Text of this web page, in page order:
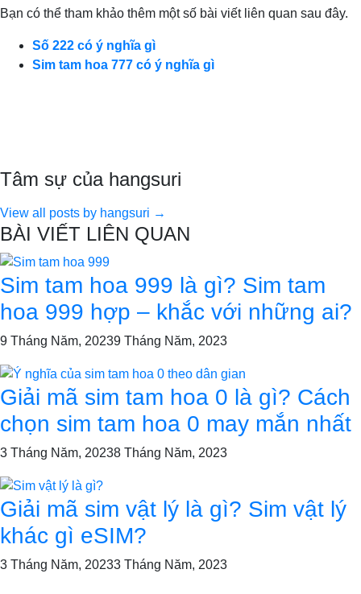
Bạn có thể tham khảo thêm một số bài viết liên quan sau đây.
Số 222 có ý nghĩa gì
Sim tam hoa 777 có ý nghĩa gì
Tâm sự của hangsuri
View all posts by hangsuri →
BÀI VIẾT LIÊN QUAN
Sim tam hoa 999 là gì? Sim tam
hoa 999 hợp – khắc với những ai?
9 Tháng Năm, 20239 Tháng Năm, 2023
Giải mã sim tam hoa 0 là gì? Cách
chọn sim tam hoa 0 may mắn nhất
3 Tháng Năm, 20238 Tháng Năm, 2023
Giải mã sim vật lý là gì? Sim vật lý
khác gì eSIM?
3 Tháng Năm, 20233 Tháng Năm, 2023